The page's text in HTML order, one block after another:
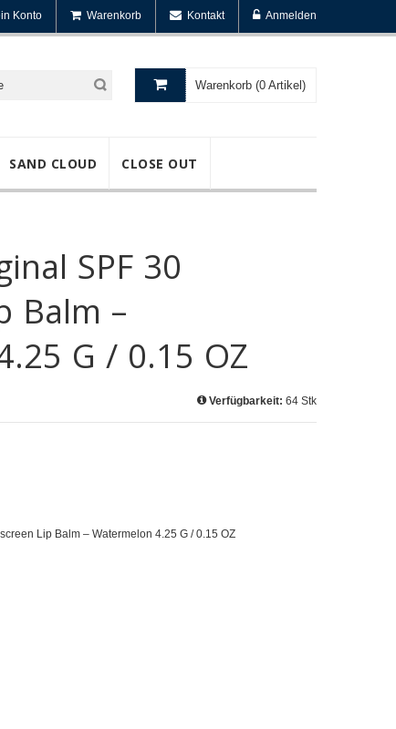
Konto Warenkorb Kontakt Anmelden
Warenkorb (0 Artikel)
SAND CLOUD CLOSE OUT
SPF 30
Balm –
G / 0.15 OZ
Verfügbarkeit: 64 Stk
Lip Balm – Watermelon 4.25 G / 0.15 OZ